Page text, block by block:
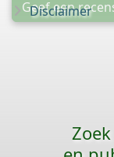
Geef een
Disclaimer